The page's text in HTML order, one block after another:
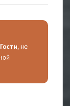
Гости, не